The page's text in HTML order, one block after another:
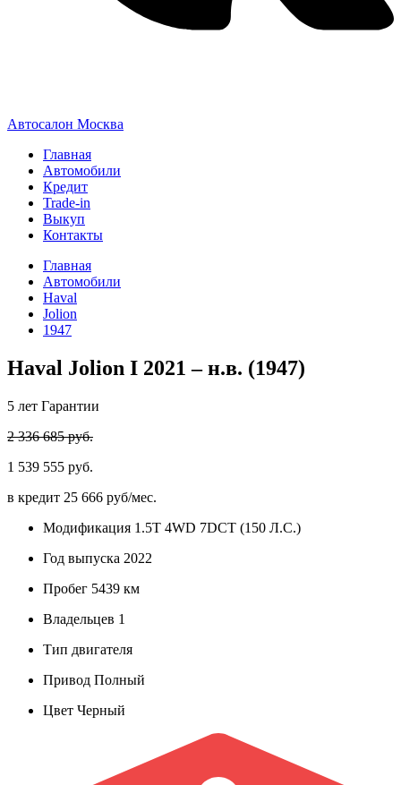
Автосалон Москва
Главная
Автомобили
Кредит
Trade-in
Выкуп
Контакты
Главная
Автомобили
Haval
Jolion
1947
Haval Jolion I 2021 – н.в. (1947)
5 лет Гарантии
2 336 685 руб.
1 539 555 руб.
в кредит 25 666 руб/мес.
Модификация 1.5T 4WD 7DCT (150 Л.С.)
Год выпуска 2022
Пробег 5439 км
Владельцев 1
Тип двигателя
Привод Полный
Цвет Черный